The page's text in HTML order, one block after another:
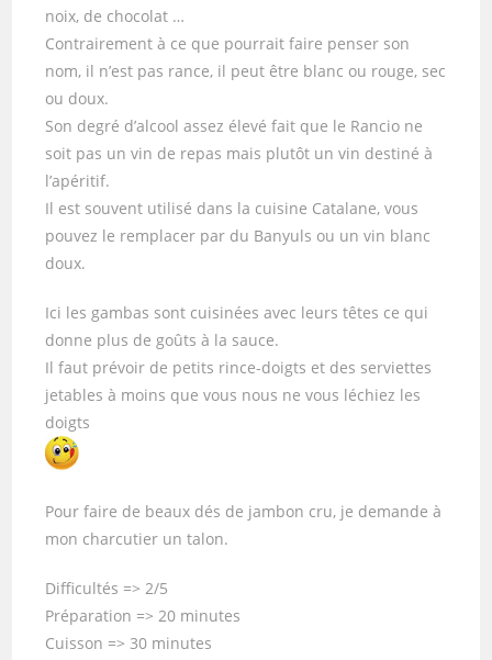
noix, de chocolat …
Contrairement à ce que pourrait faire penser son
nom, il n’est pas rance, il peut être blanc ou rouge, sec
ou doux.
Son degré d’alcool assez élevé fait que le Rancio ne
soit pas un vin de repas mais plutôt un vin destiné à
l’apéritif.
Il est souvent utilisé dans la cuisine Catalane, vous
pouvez le remplacer par du Banyuls ou un vin blanc
doux.
Ici les gambas sont cuisinées avec leurs têtes ce qui
donne plus de goûts à la sauce.
Il faut prévoir de petits rince-doigts et des serviettes
jetables à moins que vous nous ne vous léchiez les
doigts
Pour faire de beaux dés de jambon cru, je demande à
mon charcutier un talon.
Difficultés => 2/5
Préparation => 20 minutes
Cuisson => 30 minutes